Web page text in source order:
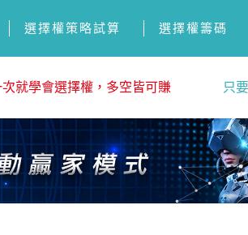
選擇權策略試算 選擇權籌碼
就學會選擇權，多空皆可賺 只